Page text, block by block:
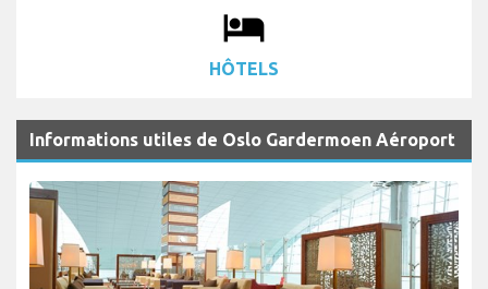
local_hotel
HÔTELS
Informations utiles de Oslo Gardermoen Aéroport